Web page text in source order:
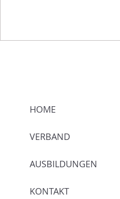
SNiv – Schweizer
Partner von drei wichtigen
HOME
VERBAND
AUSBILDUNGEN
KONTAKT